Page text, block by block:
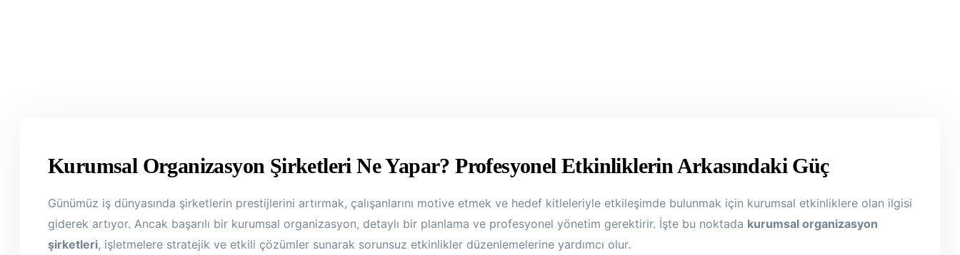
Kurumsal Organizasyon Şirketleri Ne Yapar? Profesyonel Etkinliklerin Arkasındaki Güç
Günümüz iş dünyasında şirketlerin prestijlerini artırmak, çalışanlarını motive etmek ve hedef kitleleriyle etkileşimde bulunmak için kurumsal etkinliklere olan ilgisi
giderek artıyor. Ancak başarılı bir kurumsal organizasyon, detaylı bir planlama ve profesyonel yönetim gerektirir. İşte bu noktada kurumsal organizasyon
şirketleri, işletmelere stratejik ve etkili çözümler sunarak sorunsuz etkinlikler düzenlemelerine yardımcı olur.